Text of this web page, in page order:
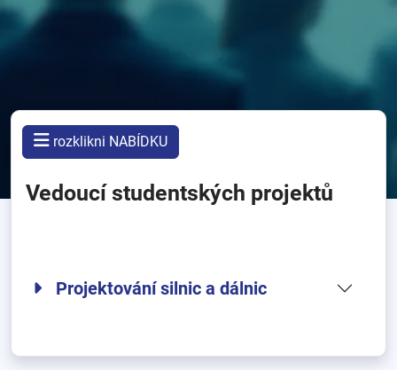
rozklikni NABÍDKU
Vedoucí studentských projektů
Projektování silnic a dálnic